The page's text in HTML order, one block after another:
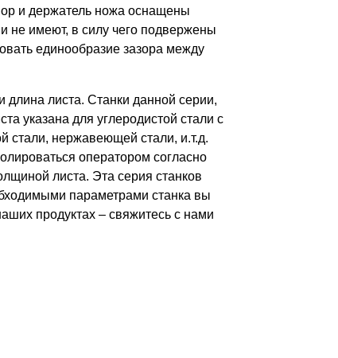
и держатель ножа оснащены
не имеют, в силу чего подвержены
единообразие зазора между
листа. Станки данной серии,
указана для углеродистой стали с
стали, нержавеющей стали, и.т.д.
оператором согласно
листа. Эта серия станков
параметрами станка вы
продуктах – свяжитесь с нами